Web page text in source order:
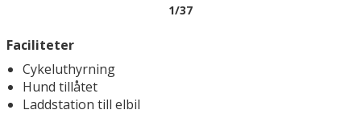
1/37
Faciliteter
Cykeluthyrning
Hund tillåtet
Laddstation till elbil